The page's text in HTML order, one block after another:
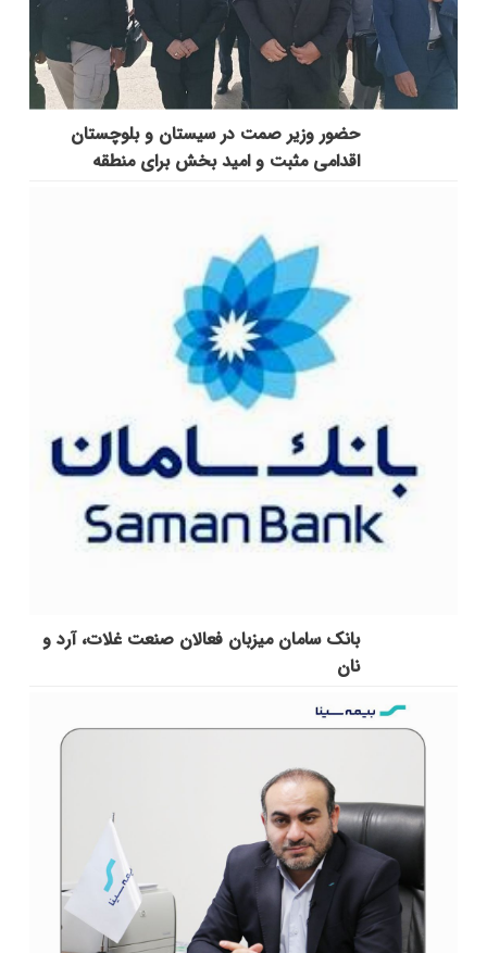
حضور وزیر صمت در سیستان و بلوچستان
اقدامی مثبت و امید بخش برای منطقه
بانک سامان میزبان فعالان صنعت غلات، آرد و
نان